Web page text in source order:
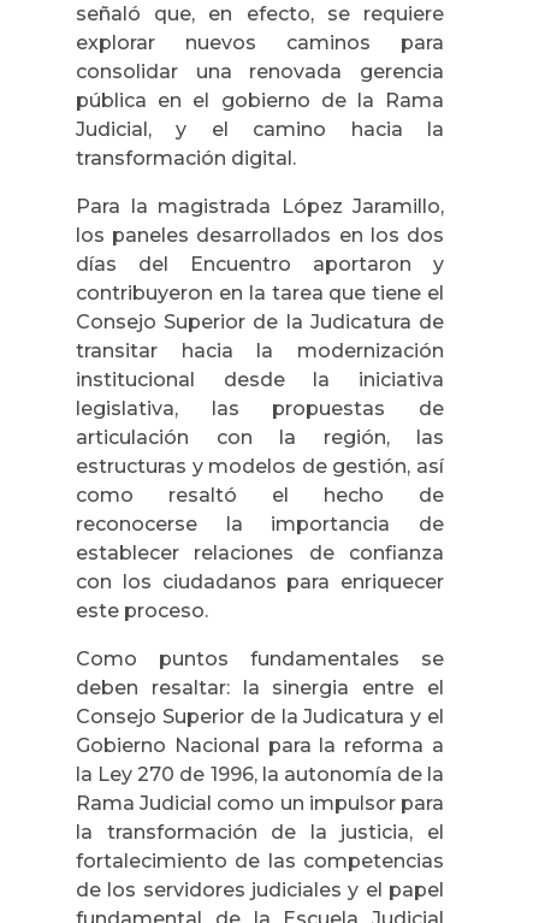
señaló que, en efecto, se requiere
explorar nuevos caminos para
consolidar una renovada gerencia
pública en el gobierno de la Rama
Judicial, y el camino hacia la
transformación digital.
Para la magistrada López Jaramillo,
los paneles desarrollados en los dos
días del Encuentro aportaron y
contribuyeron en la tarea que tiene el
Consejo Superior de la Judicatura de
transitar hacia la modernización
institucional desde la iniciativa
legislativa, las propuestas de
articulación con la región, las
estructuras y modelos de gestión, así
como resaltó el hecho de
reconocerse la importancia de
establecer relaciones de confianza
con los ciudadanos para enriquecer
este proceso.
Como puntos fundamentales se
deben resaltar: la sinergia entre el
Consejo Superior de la Judicatura y el
Gobierno Nacional para la reforma a
la Ley 270 de 1996, la autonomía de la
Rama Judicial como un impulsor para
la transformación de la justicia, el
fortalecimiento de las competencias
de los servidores judiciales y el papel